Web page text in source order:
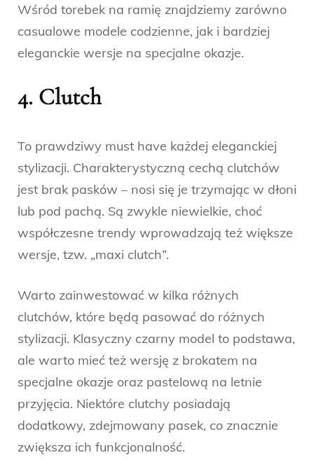
Wśród torebek na ramię znajdziemy zarówno
casualowe modele codzienne, jak i bardziej
eleganckie wersje na specjalne okazje.
4. Clutch
To prawdziwy must have każdej eleganckiej
stylizacji. Charakterystyczną cechą clutchów
jest brak pasków – nosi się je trzymając w dłoni
lub pod pachą. Są zwykle niewielkie, choć
współczesne trendy wprowadzają też większe
wersje, tzw. „maxi clutch”.
Warto zainwestować w kilka różnych
clutchów, które będą pasować do różnych
stylizacji. Klasyczny czarny model to podstawa,
ale warto mieć też wersję z brokatem na
specjalne okazje oraz pastelową na letnie
przyjęcia. Niektóre clutchy posiadają
dodatkowy, zdejmowany pasek, co znacznie
zwiększa ich funkcjonalność.